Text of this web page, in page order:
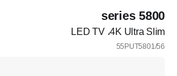
5800 series
4K Ultra Slim، ‏LED TV
55PUT5801/56